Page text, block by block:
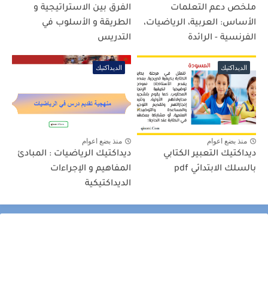
ملخص دعم التعلمات
الأساس: العربية، الرياضيات،
الفرنسية - الرائدة
الفرق بين الاستراتيجية و
الطريقة و الأسلوب في
التدريس
الديداكتيك
منذ بضع اعوام
ديداكتيك التعبير الكتابي
بالسلك الابتدائي pdf
الديداكتيك
منذ بضع اعوام
ديداكتيك الرياضيات : المبادئ
المفاهيم و الإجراءات
الديداكتيكية